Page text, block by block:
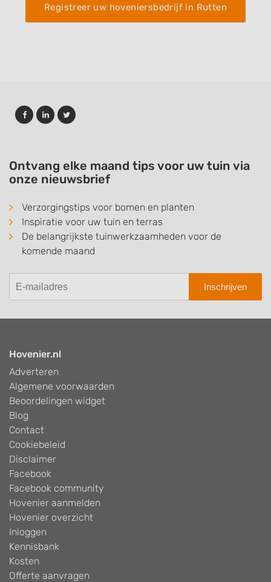
Registreer uw hoveniersbedrijf in Rutten
Ontvang elke maand tips voor uw tuin via
onze nieuwsbrief
Verzorgingstips voor bomen en planten
Inspiratie voor uw tuin en terras
De belangrijkste tuinwerkzaamheden voor de
komende maand
Inschrijven
Hovenier.nl
Adverteren
Algemene voorwaarden
Beoordelingen widget
Blog
Contact
Cookiebeleid
Disclaimer
Facebook
Facebook community
Hovenier aanmelden
Hovenier overzicht
Inloggen
Kennisbank
Kosten
Offerte aanvragen